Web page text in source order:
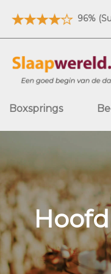
96%
Boxsprings